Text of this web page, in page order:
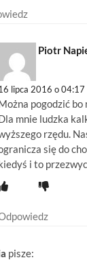
Piotr
lipca 2016 o 04:17
pogodzić
mnie ludzka
rzędu.
się do
i to
pisze: